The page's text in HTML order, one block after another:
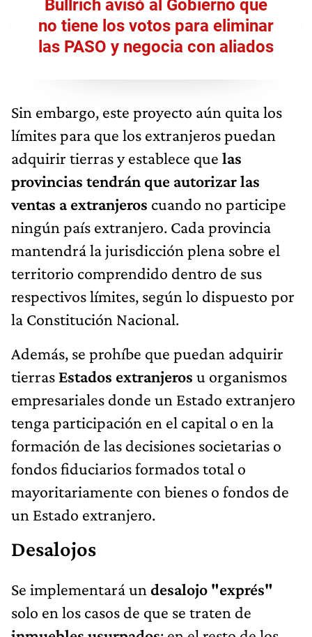
Bullrich avisó al Gobierno que
no tiene los votos para eliminar
las PASO y negocia con aliados
Sin embargo, este proyecto aún quita los
límites para que los extranjeros puedan
adquirir tierras y establece que las
provincias tendrán que autorizar las
ventas a extranjeros cuando no participe
ningún país extranjero. Cada provincia
mantendrá la jurisdicción plena sobre el
territorio comprendido dentro de sus
respectivos límites, según lo dispuesto por
la Constitución Nacional.
Además, se prohíbe que puedan adquirir
tierras Estados extranjeros u organismos
empresariales donde un Estado extranjero
tenga participación en el capital o en la
formación de las decisiones societarias o
fondos fiduciarios formados total o
mayoritariamente con bienes o fondos de
un Estado extranjero.
Desalojos
Se implementará un desalojo "exprés"
solo en los casos de que se traten de